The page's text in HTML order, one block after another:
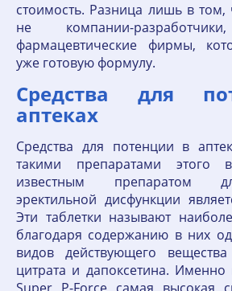
стоимость. Разница лишь в том,
не компании-
фармацевтические фирмы,
уже готовую формулу.
Средства для
аптеках
Средства для потенции в
такими препаратами этого
известным препаратом
эректильной дисфункции
Эти таблетки называют
благодаря содержанию в них
видов действующего
цитрата и дапоксетина.